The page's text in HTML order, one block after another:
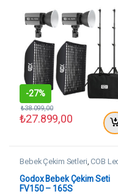
-27%
₺27.899,00
₺38.099,00
Bebek Çekim Setleri COB
Işık Setleri
Godox Bebek Çekim Seti
FV150 – 165S